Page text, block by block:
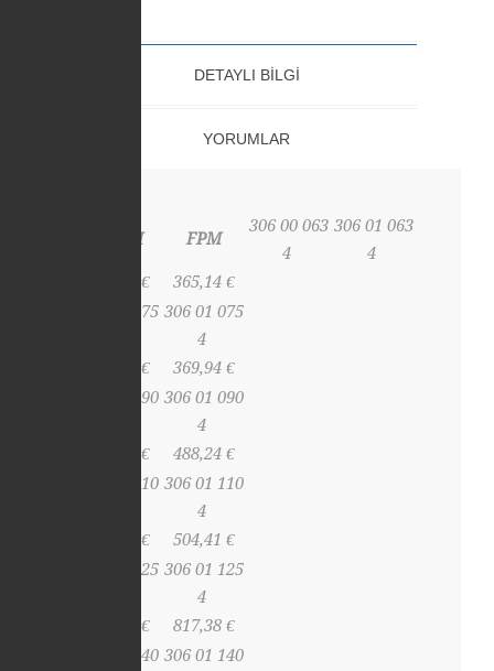
DETAYLI BILGI
YORUMLAR
EPDM FPM
306 00 063
4
306 01 063
4
339,94 €
365,14 €
306 00 075 306 01 075
4
342,64 €
369,94 €
306 00 090 306 01 090
4
457,64 €
488,24 €
306 00 110 306 01 110
4
470,39 €
504,41 €
306 00 125 306 01 125
4
777,48 €
817,38 €
306 00 140 306 01 140